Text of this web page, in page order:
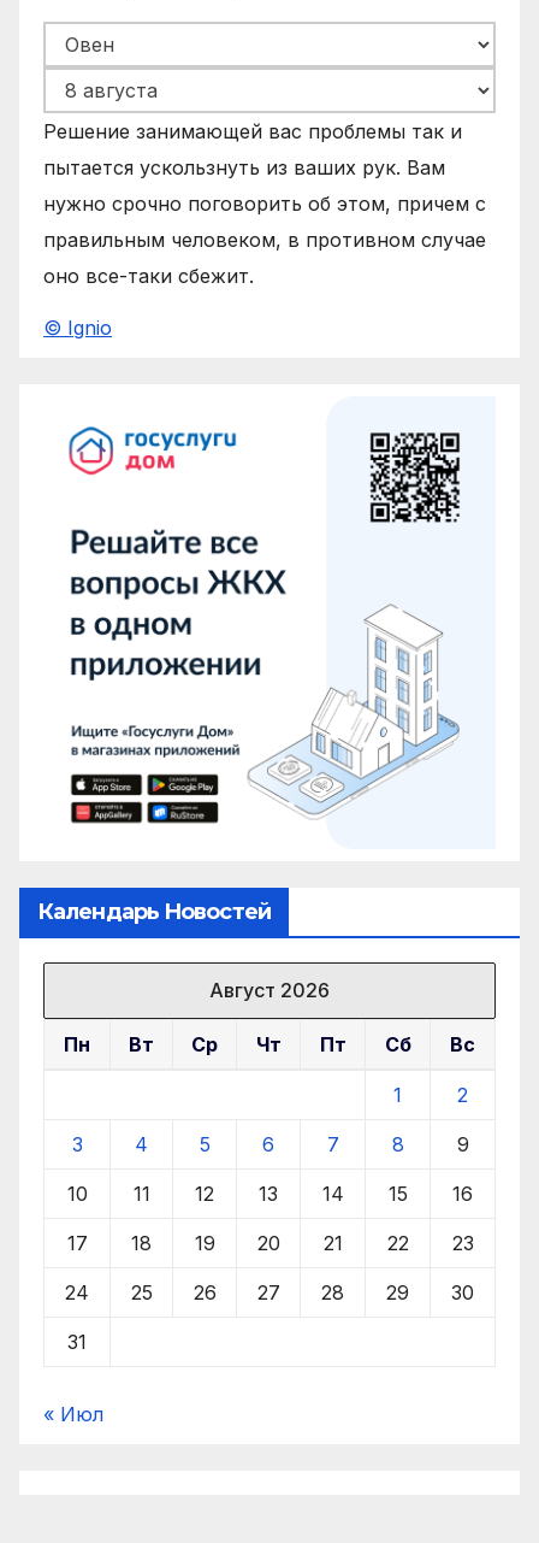
Решение занимающей вас проблемы так и
пытается ускользнуть из ваших рук. Вам
нужно срочно поговорить об этом, причем с
правильным человеком, в противном случае
оно все-таки сбежит.
© Ignio
Календарь Новостей
Август 2026
Пн Вт Ср Чт Пт Сб Вс
1 2
3 4 5 6 7 8 9
10 11 12 13 14 15 16
17 18 19 20 21 22 23
24 25 26 27 28 29 30
31
« Июл